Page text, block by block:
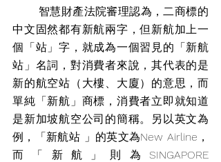
中文固然都有新航兩字，但新航加上一
個「站」字，就成為一個習見的「新航
站」名詞，對消費者來說，其代表的是
新的航空站（大樓、大廈）的意思，而
單純「新航」商標，消費者立即就知道
是新加坡航空公司的簡稱。另以英文為
例，「新航站 」的英文為New Airline，
而「新航」則為SINGAPORE